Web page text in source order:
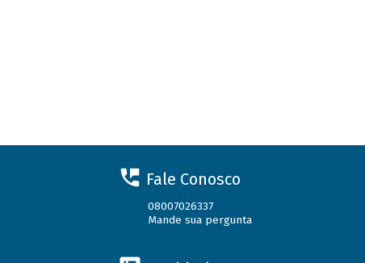
Fale Conosco
08007026337
Mande sua pergunta